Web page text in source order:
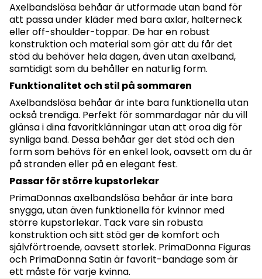
Axelbandslösa behåar är utformade utan band för
att passa under kläder med bara axlar, halterneck
eller off-shoulder-toppar. De har en robust
konstruktion och material som gör att du får det
stöd du behöver hela dagen, även utan axelband,
samtidigt som du behåller en naturlig form.
Funktionalitet och stil på sommaren
Axelbandslösa behåar är inte bara funktionella utan
också trendiga. Perfekt för sommardagar när du vill
glänsa i dina favoritklänningar utan att oroa dig för
synliga band. Dessa behåar ger det stöd och den
form som behövs för en enkel look, oavsett om du är
på stranden eller på en elegant fest.
Passar för större kupstorlekar
PrimaDonnas axelbandslösa behåar är inte bara
snygga, utan även funktionella för kvinnor med
större kupstorlekar. Tack vare sin robusta
konstruktion och sitt stöd ger de komfort och
självförtroende, oavsett storlek. PrimaDonna Figuras
och PrimaDonna Satin är favorit-bandage som är
ett måste för varje kvinna.